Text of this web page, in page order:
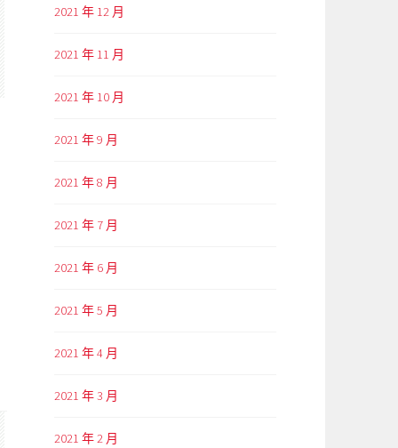
2021 年 12 月
2021 年 11 月
2021 年 10 月
2021 年 9 月
2021 年 8 月
2021 年 7 月
2021 年 6 月
2021 年 5 月
2021 年 4 月
2021 年 3 月
2021 年 2 月